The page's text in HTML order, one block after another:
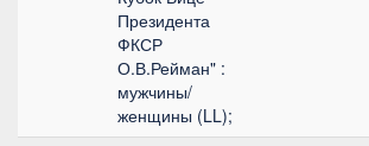
Президента
ФКСР
О.В.Рейман" :
мужчины/
женщины (LL);